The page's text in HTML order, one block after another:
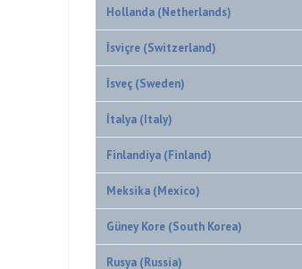
Hollanda (Netherlands)
İsviçre (Switzerland)
İsveç (Sweden)
İtalya (Italy)
Finlandiya (Finland)
Meksika (Mexico)
Güney Kore (South Korea)
Rusya (Russia)